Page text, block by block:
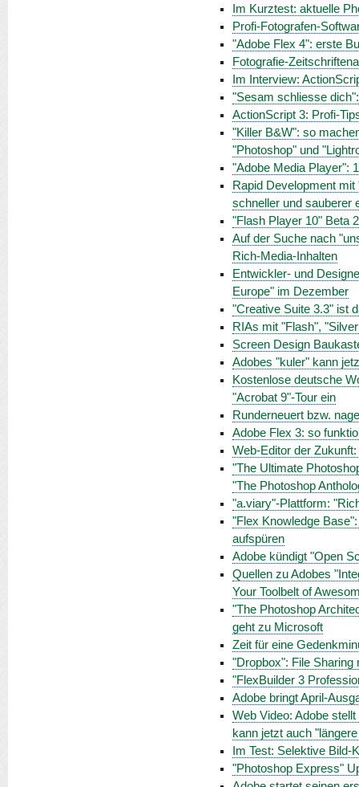
Im Kurztest: aktuelle
Profi-Fotografen-
"Adobe Flex 4": erste
Fotografie-
Im Interview:
"Sesam schliesse
ActionScript 3: Profi-
"Killer B&W": so
"Photoshop" und
"Adobe Media Player":
Rapid Development
schneller und sauberer
"Flash Player 10" Beta
Auf der Suche nach
Rich-Media-Inhalten
Entwickler- und
Europe" im Dezember
"Creative Suite 3.3" ist
RIAs mit "Flash",
Screen Design
Adobes "kuler" kann
Kostenlose deutsche
"Acrobat 9"-Tour ein
Runderneuert bzw.
Adobe Flex 3: so
Web-Editor der
"The Ultimate
"The Photoshop
"a.viary"-Plattform:
"Flex Knowledge
aufspüren
Adobe kündigt "Open
Quellen zu Adobes
Your Toolbelt of
"The Photoshop
geht zu Microsoft
Zeit für eine
"Dropbox": File Sharing
"FlexBuilder 3
Adobe bringt April-
Web Video: Adobe
kann jetzt auch
Im Test: Selektive
"Photoshop Express"